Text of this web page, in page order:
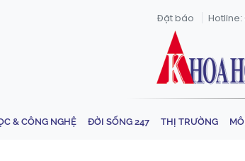
Đặt báo Hotline:
& CÔNG NGHỆ ĐỜI SỐNG 247 THỊ TRƯỜNG